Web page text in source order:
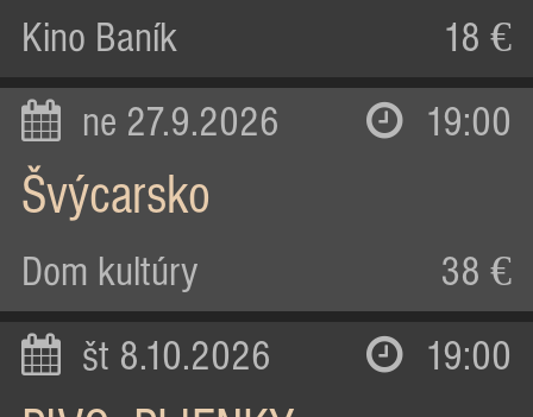
Kino Baník 18 €
ne 27.9.2026 19:00
Švýcarsko
Dom kultúry 38 €
št 8.10.2026 19:00